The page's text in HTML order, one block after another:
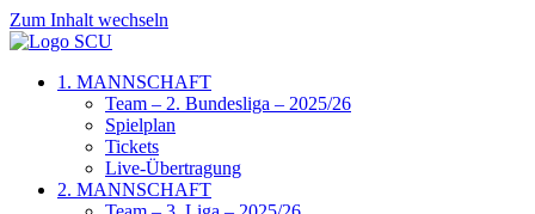
Zum Inhalt wechseln
1. MANNSCHAFT
Team – 2. Bundesliga – 2025/26
Spielplan
Tickets
Live-Übertragung
2. MANNSCHAFT